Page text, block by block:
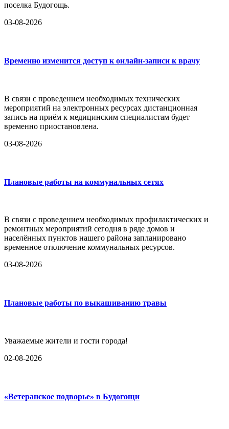
поселка Будогощь.
03-08-2026
Временно изменится доступ к онлайн-записи к врачу
В связи с проведением необходимых технических
мероприятий на электронных ресурсах дистанционная
запись на приём к медицинским специалистам будет
временно приостановлена.
03-08-2026
Плановые работы на коммунальных сетях
В связи с проведением необходимых профилактических и
ремонтных мероприятий сегодня в ряде домов и
населённых пунктов нашего района запланировано
временное отключение коммунальных ресурсов.
03-08-2026
Плановые работы по выкашиванию травы
Уважаемые жители и гости города!
02-08-2026
«Ветеранское подворье» в Будогощи